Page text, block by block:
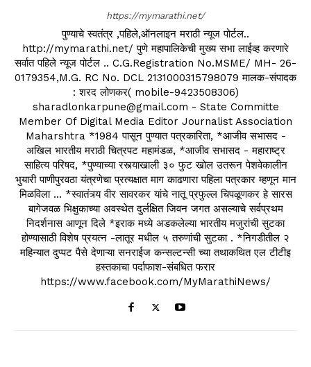
https://mymarathi.net/
पुण्याचे स्वतंत्र ,पहिले,ऑनलाइन मराठी न्यूज पोर्टल..
http://mymarathi.net/ पुणे महापालिकेची मुख्य सभा लाईव्ह करणारे
सर्वात पहिले न्यूज पोर्टल .. C.G.Registration No.MSME/ MH- 26-
0179354,M.G. RC No. DCL 2131000315798079 मालक-संपादक
: शरद लोणकर( mobile-9423508306)
sharadlonkarpune@gmail.com - State Committe
Member Of Digital Media Editor Journalist Association
Maharshtra *1984 पासून पुण्यात पत्रकारिता, *आजीव सभासद -
अखिल भारतीय मराठी चित्रपट महामंडळ, *आजीव सभासद - महाराष्ट्र
साहित्य परिषद, *पुण्याच्या रस्त्याखाली ३० फुट खोल उतरून पेशवेकालीन
भुयारी पाणीपुरवठा यंत्रणेचा प्रत्यक्षात माग काढणारा पहिला पत्रकार म्हणून मान
मिळविला ... *स्वातंत्र्य वीर सावरकर यांचे नातू प्रफुल्ल चिपळूणकर हे सारस
बागेजवळ भिक्षुकाच्या अवस्थेत दुर्लक्षित जिवन जगत असल्याचे सर्वप्रथम
निदर्शनास आणून दिले *इराक मध्ये अडकलेल्या भारतीय मजुरांची सुटका
होण्यासाठी विशेष प्रयत्न -लातूर मधील ५ तरुणांची सुटका . *निगडीतील २
महिन्यात दुप्पट पैसे देणाऱ्या सनराईज कन्सल्टन्सी च्या तथाकथित एल टीटीइ
हस्तकाचा पर्दाफाश-संबधित फरार
https://www.facebook.com/MyMarathiNews/